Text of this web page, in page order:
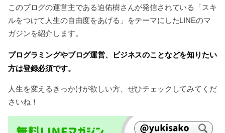
このブログの運営主である迫佑樹さんが発信されている「スキ
ルをつけて人生の自由度をあげる」をテーマにしたLINEのマ
ガジンを紹介します。
プログラミングやブログ運営、ビジネスのことなどを知りたい
方は登録必須です。
人生を変えるきっかけが欲しい方、ぜひチェックしてみてくだ
さいね！